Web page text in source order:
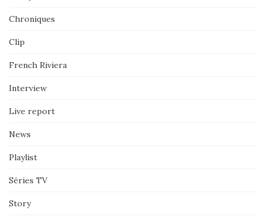
Chroniques
Clip
French Riviera
Interview
Live report
News
Playlist
Séries TV
Story